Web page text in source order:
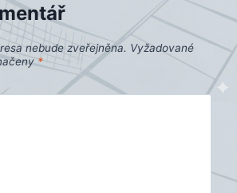
nebude zveřejněna. Vyžadované
*